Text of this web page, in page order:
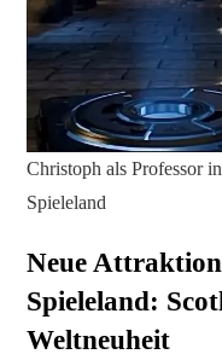
Christoph als Professor
Spieleland
Neue
Spieleland:
Weltneuheit